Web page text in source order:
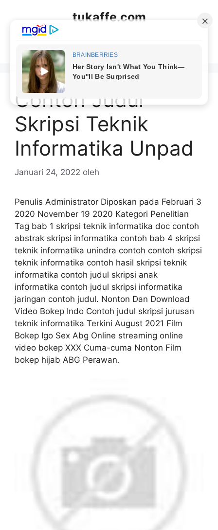
tukaffe.com
Contoh Judul
Skripsi Teknik
Informatika Unpad
Januari 24, 2022 oleh
Penulis Administrator Diposkan pada Februari 3
2020 November 19 2020 Kategori Penelitian
Tag bab 1 skripsi teknik informatika doc contoh
abstrak skripsi informatika contoh bab 4 skripsi
teknik informatika unindra contoh contoh skripsi
teknik informatika contoh hasil skripsi teknik
informatika contoh judul skripsi anak
informatika contoh judul skripsi informatika
jaringan contoh judul. Nonton Dan Download
Video Bokep Indo Contoh judul skripsi jurusan
teknik informatika Terkini August 2021 Film
Bokep Igo Sex Abg Online streaming online
video bokep XXX Cuma-cuma Nonton Film
bokep hijab ABG Perawan.